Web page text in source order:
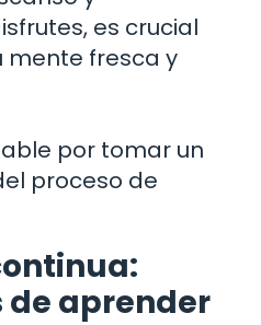
es crucial
fresca y
por tomar un
proceso de
de aprender